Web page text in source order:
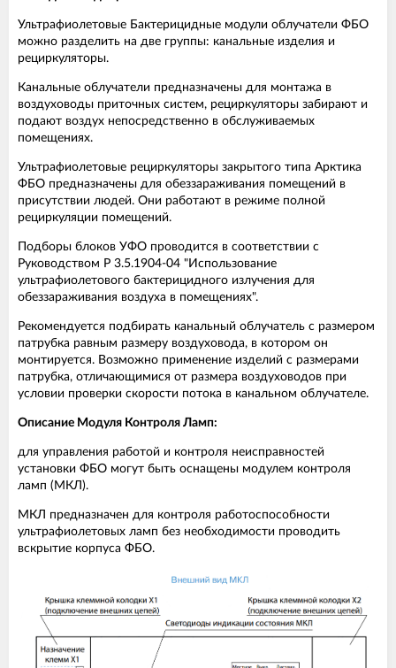
Ультрафиолетовые Бактерицидные модули облучатели ФБО
можно разделить на две группы: канальные изделия и
рециркуляторы.
Канальные облучатели предназначены для монтажа в
воздуховоды приточных систем, рециркуляторы забирают и
подают воздух непосредственно в обслуживаемых
помещениях.
Ультрафиолетовые рециркуляторы закрытого типа Арктика
ФБО предназначены для обеззараживания помещений в
присутствии людей. Они работают в режиме полной
рециркуляции помещений.
Подборы блоков УФО проводится в соответствии с
Руководством Р 3.5.1904-04 "Использование
ультрафиолетового бактерицидного излучения для
обеззараживания воздуха в помещениях".
Рекомендуется подбирать канальный облучатель с размером
патрубка равным размеру воздуховода, в котором он
монтируется. Возможно применение изделий с размерами
патрубка, отличающимися от размера воздуховодов при
условии проверки скорости потока в канальном облучателе.
Описание Модуля Контроля Ламп:
для управления работой и контроля неисправностей
установки ФБО могут быть оснащены модулем контроля
ламп (МКЛ).
МКЛ предназначен для контроля работоспособности
ультрафиолетовых ламп без необходимости проводить
вскрытие корпуса ФБО.